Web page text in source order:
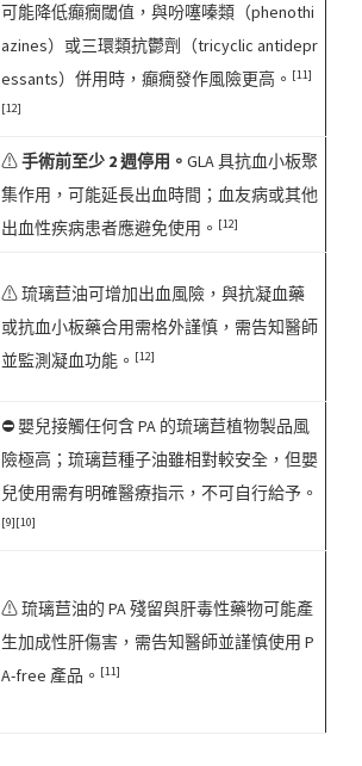
可能降低癲癇閾值，與吩噻嗪類（phenothi
azines）或三環類抗鬱劑（tricyclic antidepr
essants）併用時，癲癇發作風險更高。 [11]
[12]
⚠手術前至少 2 週停用。 GLA 具抗血小板聚
集作用，可能延長出血時間；血友病或其他
出血性疾病患者應避免使用。 [12]
⚠ 琉璃苣油可增加出血風險，與抗凝血藥
或抗血小板藥合用需格外謹慎，需告知醫師
並監測凝血功能。 [12]
⛔ 嬰兒接觸任何含 PA 的琉璃苣植物製品風
險極高；琉璃苣種子油雖相對較安全，但嬰
兒使用需有明確醫療指示，不可自行給予。
[9][10]
⚠ 琉璃苣油的 PA 殘留與肝毒性藥物可能產
生加成性肝傷害，需告知醫師並謹慎使用 P
A-free 產品。 [11]